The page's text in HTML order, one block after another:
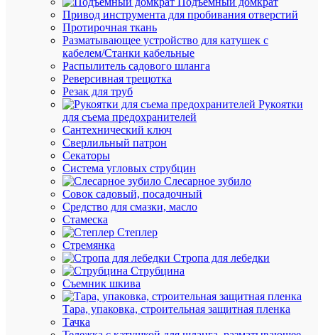
Привод инструмента для пробивания отверстий
Протирочная ткань
Разматывающее устройство для катушек с
кабелем/Станки кабельные
Распылитель садового шланга
Реверсивная трещотка
Резак для труб
Рукоятки
для съема предохранителей
Сантехнический ключ
Сверлильный патрон
Секаторы
Система угловых струбцин
Слесарное зубило
Совок садовый, посадочный
Средство для смазки, масло
Стамеска
Степлер
Стремянка
Стропа для лебедки
Струбцина
Съемник шкива
Тара, упаковка, строительная защитная пленка
Тачка
Скоба
Бренд
Цена: